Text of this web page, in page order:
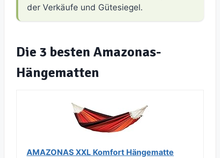
der Verkäufe und Gütesiegel.
Die 3 besten Amazonas-
Hängematten
AMAZONAS XXL Komfort Hängematte